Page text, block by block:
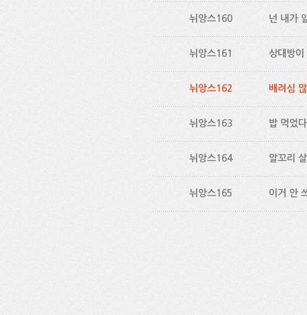
뉘앙스160 넌 내가
뉘앙스161 상대방
뉘앙스162 배려심
뉘앙스163 밥 먹었
뉘앙스164 말꼬리
뉘앙스165 이거 안